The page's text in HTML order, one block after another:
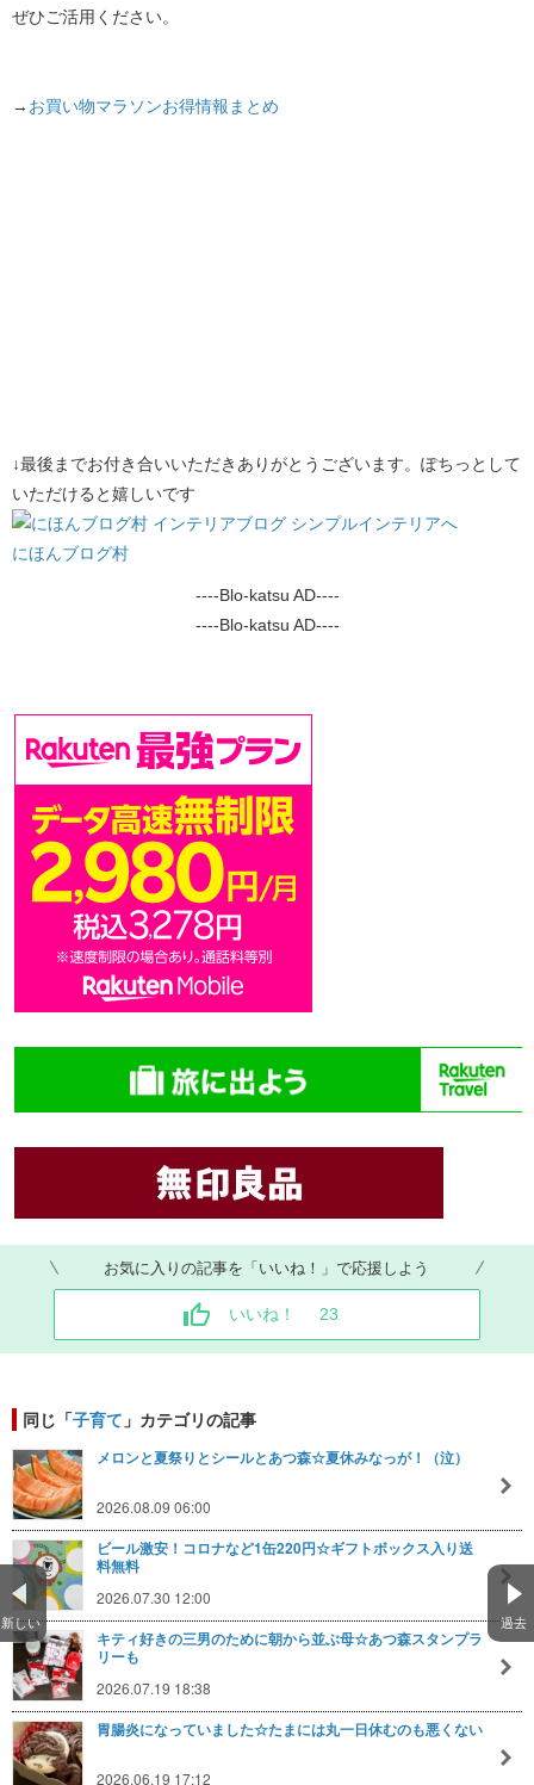
ぜひご活用ください。
→ お買い物マラソンお得情報まとめ
↓最後までお付き合いいただきありがとうございます。ぽちっとして
いただけると嬉しいです
にほんブログ村
----Blo-katsu AD----
----Blo-katsu AD----
お気に入りの記事を「いいね！」で応援しよう
いいね！ 23
新しい 過去
同じ「子育て 」カテゴリの記事
メロンと夏祭りとシールとあつ森☆夏休みなっが！（泣）
2026.08.09 06:00
ビール激安！コロナなど1缶220円☆ギフトボックス入り送
料無料
2026.07.30 12:00
キティ好きの三男のために朝から並ぶ母☆あつ森スタンプラ
リーも
2026.07.19 18:38
胃腸炎になっていました☆たまには丸一日休むのも悪くない
2026.06.19 17:12